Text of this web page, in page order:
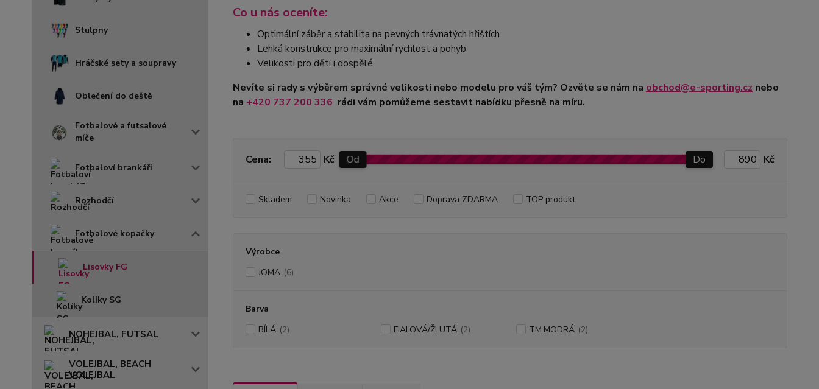
Stulpny
Hráčské sety a soupravy
Oblečení do deště
Fotbalové a futsalové
míče
Fotbaloví brankáři
Rozhodčí
Fotbalové kopačky
Lisovky FG
Kolíky SG
NOHEJBAL, FUTSAL
VOLEJBAL, BEACH
VOLEJBAL
Co u nás oceníte:
Optimální záběr a stabilita na pevných trávnatých hřištích
Lehká konstrukce pro maximální rychlost a pohyb
Velikosti pro děti i dospělé
Nevíte si rady s výběrem správné velikosti nebo modelu pro váš tým? Ozvěte se nám na obchod@e-sporting.cz nebo
na +420 737 200 336 rádi vám pomůžeme sestavit nabídku přesně na míru.
Cena: Kč Od Do Kč
Skladem Novinka Akce Doprava ZDARMA TOP produkt
Výrobce
JOMA (6)
Barva
BÍLÁ (2) FIALOVÁ/ŽLUTÁ (2) TM.MODRÁ (2)